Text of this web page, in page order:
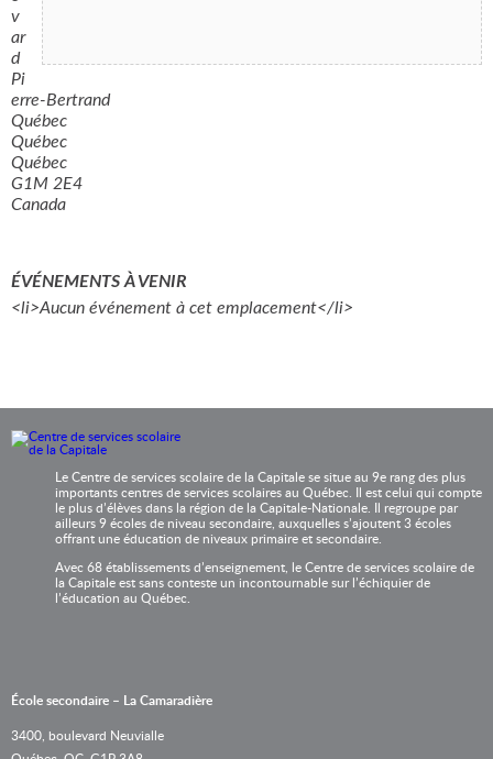
Rechercher :
TWITTER
v
ar
d
Pi
erre-Bertrand
Québec
Québec
Québec
G1M 2E4
Canada
ÉVÉNEMENTS À VENIR
<li>Aucun événement à cet emplacement</li>
Le Centre de services scolaire de la Capitale se situe au 9e rang des plus
importants centres de services scolaires au Québec. Il est celui qui compte
le plus d’élèves dans la région de la Capitale-Nationale. Il regroupe par
ailleurs 9 écoles de niveau secondaire, auxquelles s’ajoutent 3 écoles
offrant une éducation de niveaux primaire et secondaire.
Avec 68 établissements d’enseignement, le Centre de services scolaire de
la Capitale est sans conteste un incontournable sur l’échiquier de
l’éducation au Québec.
École secondaire – La Camaradière
3400, boulevard Neuvialle